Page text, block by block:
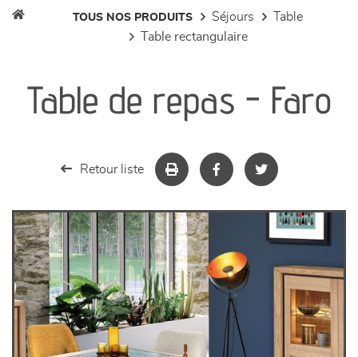
séjours
chambres et dressing
literie
décoration
TOUS NOS PRODUITS séjours
table
table rectangulaire
Table de repas - Faro
Retour liste